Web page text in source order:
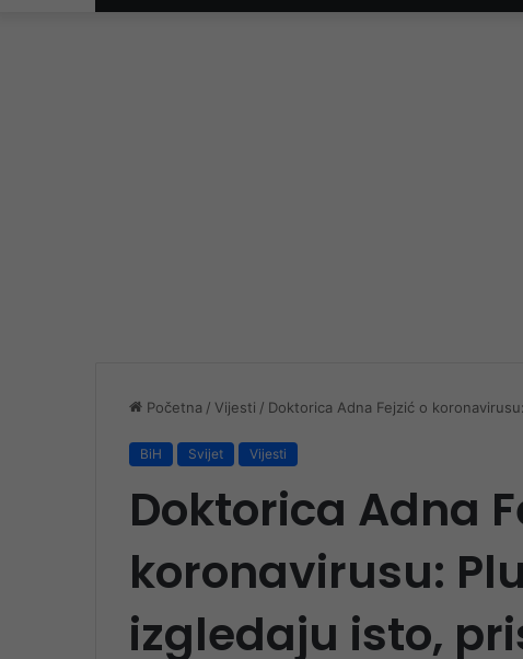
Početna / Vijesti / Doktorica Adna Fejzić o
BiH Svijet Vijesti
Doktorica Adna
koronavirusu:
izgledaju isto,